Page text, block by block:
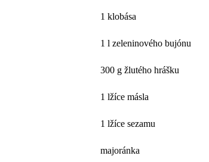
1 klobása
1 l zeleninového bujónu
300 g žlutého hrášku
1 lžíce másla
1 lžíce sezamu
majoránka